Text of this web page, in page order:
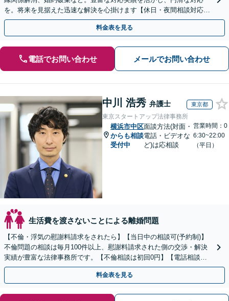
を。将来を見据えた迅速な解決を心掛けます【休日・夜間相談対応
（要予約）】【日本大通り駅3分】
料金表を見る
電話でお問い合わせ メールでお問い合わせ
中川 浩秀 弁護士 東京都
東京スタートアップ法律事務所
横浜市中区
からも相談
受付中
面談方法(対面・
電話・ビデオな
ど)は応相談
営業時間：0
6:30~22:00
（平日）
生活費を渡さないことによる離婚問題
【不倫・浮気の慰謝料請求をされたら】【当日中の相談可(予約制)】
不倫問題の相談は毎月100件以上、慰謝料請求された側の交渉・解決
実績が豊富な法律事務所です。【不倫相談は初回0円】【電話相談で
ご契約まで対応可/来所不要】
料金表を見る